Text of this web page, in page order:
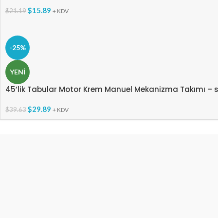
$21.19$15.89 + KDV
-25%
YENI
45’lik Tabular Motor Krem Manuel Mekanizma Takımı –
$39.63$29.89 + KDV